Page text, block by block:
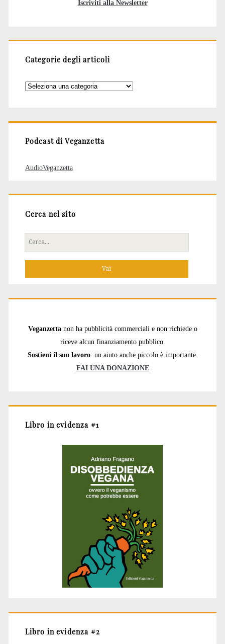
Iscriviti alla Newsletter
Categorie degli articoli
Categorie
Podcast di Veganzetta
AudioVeganzetta
Cerca nel sito
Cerca
per:
Veganzetta non ha pubblicità commerciali e non richiede o
riceve alcun finanziamento pubblico.
Sostieni il suo lavoro: un aiuto anche piccolo è importante.
FAI UNA DONAZIONE
Libro in evidenza #1
Libro in evidenza #2